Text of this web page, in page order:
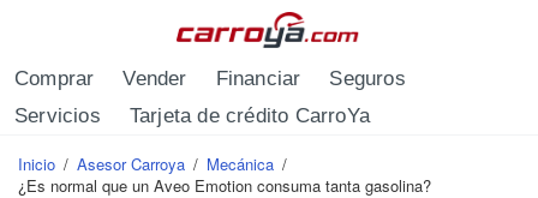
Comprar Vender Financiar
Seguros
Servicios
Tarjeta de crédito CarroYa
Se encuentra usted aquí
Inicio / Asesor Carroya / Mecánica /
¿Es normal que un Aveo Emotion consuma tanta gasolina?